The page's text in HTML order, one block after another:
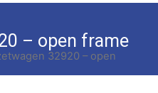
– open frame
32920 – open